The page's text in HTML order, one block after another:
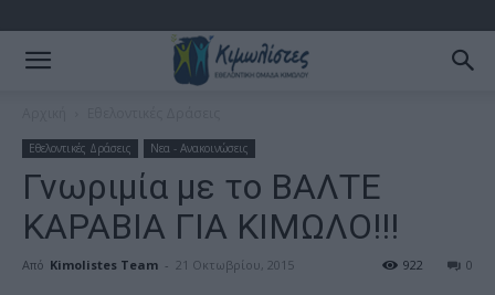
Εθελοντικές Δράσεις Νεα - Ανακοινώσεις
Γνωριμία με το ΒΑΛΤΕ
ΚΑΡΑΒΙΑ ΓΙΑ ΚΙΜΩΛΟ!!!
Από Kimolistes Team - 21 Οκτωβρίου, 2015 0
922